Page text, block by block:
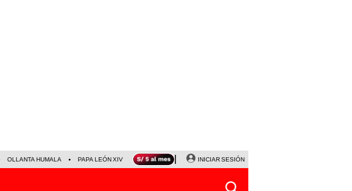
OLLANTA HUMALA PAPA LEÓN XIV NALDY SALDAÑA LA BELLA LUZ
INICIAR SESIÓN